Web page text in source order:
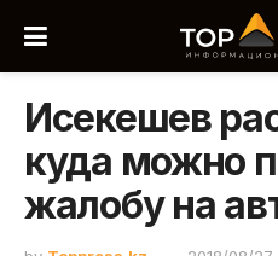
Исекешев
куда можно
жалобу на